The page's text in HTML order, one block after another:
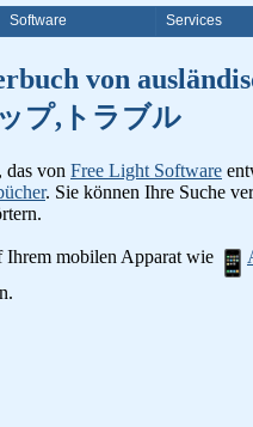
Software Services
von
プ,トラブル
das von Free Light Software
. Sie können Ihre Suche
Ihrem mobilen Apparat wie